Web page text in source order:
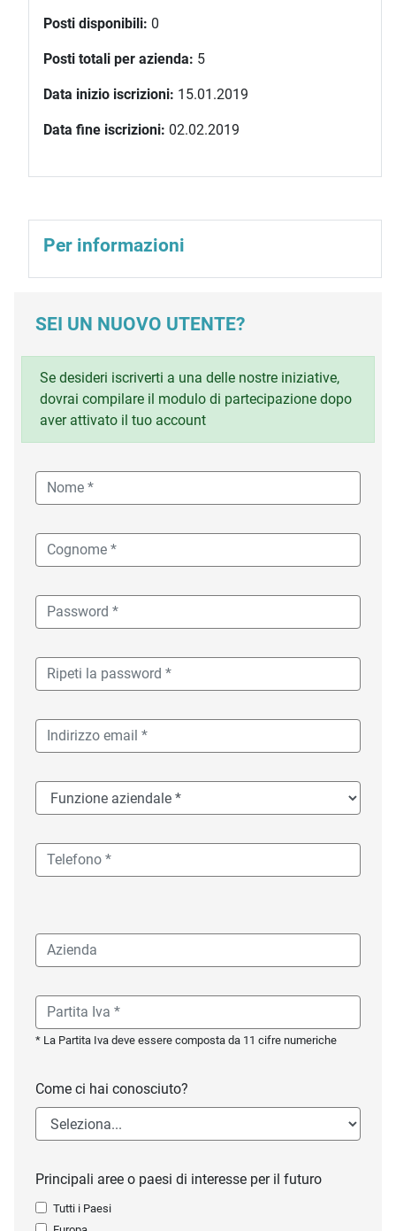
Posti disponibili: 0
Posti totali per azienda: 5
Data inizio iscrizioni: 15.01.2019
Data fine iscrizioni: 02.02.2019
Per informazioni
SEI UN NUOVO UTENTE?
Se desideri iscriverti a una delle nostre iniziative,
dovrai compilare il modulo di partecipazione dopo
aver attivato il tuo account
* La Partita Iva deve essere composta da 11 cifre numeriche
Come ci hai conosciuto?
Principali aree o paesi di interesse per il futuro
Tutti i Paesi